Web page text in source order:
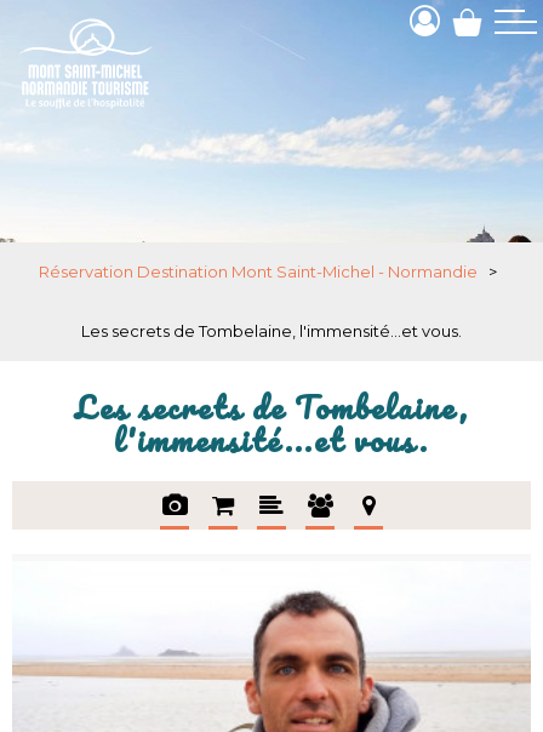
Réservation Destination Mont Saint-Michel - Normandie >
Les secrets de Tombelaine, l'immensité...et vous.
Les secrets de Tombelaine,
l'immensité...et vous.